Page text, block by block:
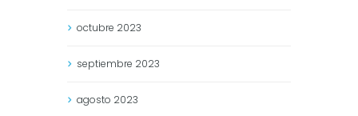
octubre 2023
septiembre 2023
agosto 2023